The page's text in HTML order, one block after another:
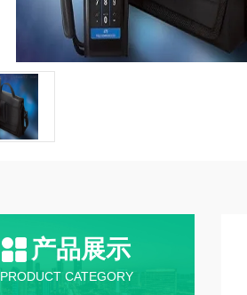
产品展示
PRODUCT CATEGORY